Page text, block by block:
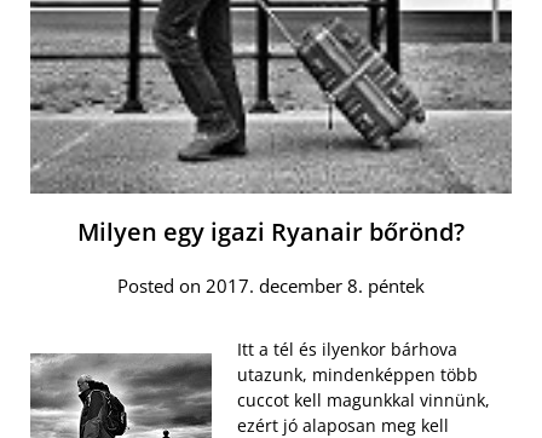
Milyen egy igazi Ryanair bőrönd?
Posted on 2017. december 8. péntek
Itt a tél és ilyenkor bárhova
utazunk, mindenképpen több
cuccot kell magunkkal vinnünk,
ezért jó alaposan meg kell